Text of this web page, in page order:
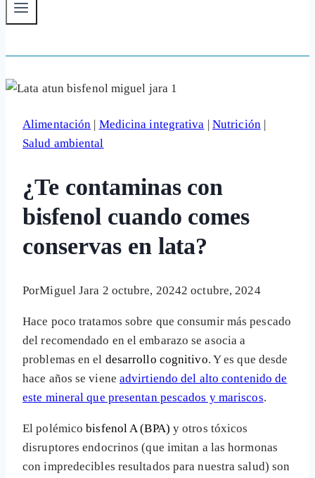
Alimentación | Medicina integrativa | Nutrición|
Salud ambiental
¿Te contaminas con
bisfenol cuando comes
conservas en lata?
PorMiguel Jara 2 octubre, 20242 octubre, 2024
Hace poco tratamos sobre que consumir más pescado
del recomendado en el embarazo se asocia a
problemas en el desarrollo cognitivo. Y es que desde
hace años se viene advirtiendo del alto contenido de
este mineral que presentan pescados y mariscos.
El polémicobisfenol A (BPA) y otros tóxicos
disruptores endocrinos (que imitan a las hormonas
con impredecibles resultados para nuestra salud) son